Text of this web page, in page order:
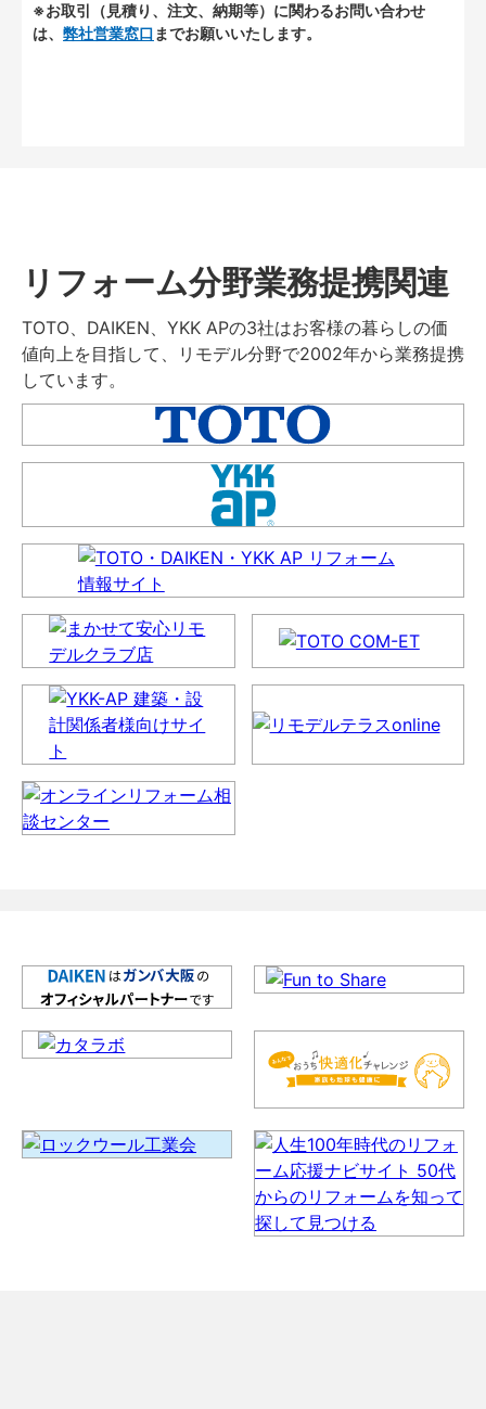
※お取引（見積り、注文、納期等）に関わるお問い合わせ
は、 弊社営業窓口 までお願いいたします。
リフォーム分野業務提携関連
TOTO、DAIKEN、YKK APの3社はお客様の暮らしの価
値向上を目指して、リモデル分野で2002年から業務提携
しています。